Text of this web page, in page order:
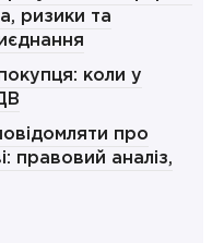
ризики та
коли у
про
правовий аналіз,